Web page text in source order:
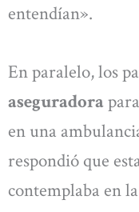
entendían».
En paralelo, los
aseguradora
en una
respondió que
contemplaba en